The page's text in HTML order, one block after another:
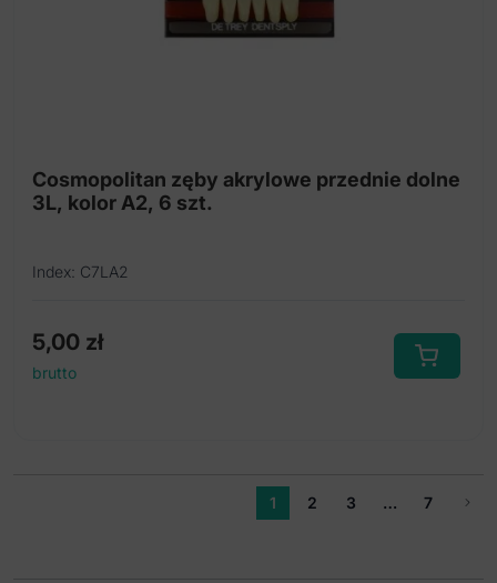
Cosmopolitan zęby akrylowe przednie dolne
3L, kolor A2, 6 szt.
Index: C7LA2
5,00 zł
brutto
1 2 3 … 7